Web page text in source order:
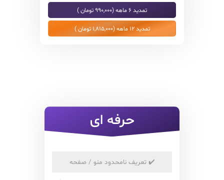
تمدید 6 ماهه (990,000 تومان )
تمدید 12 ماهه (1,815,000 تومان )
حرفه ای
✔️تعریف نامحدود منو / صفحه